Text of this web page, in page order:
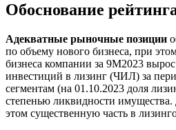
Обоснование
Адекватные рыночные позиции
по объему нового бизнеса, при
бизнеса компании за 9М2023
инвестиций в лизинг (ЧИЛ) за
сегментам (на 01.10.2023 доля
степенью ликвидности имущества.
этом существенную часть в